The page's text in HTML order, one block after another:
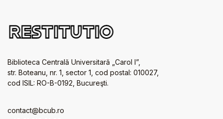
Biblioteca Centrală Universitară „Carol I”,
str. Boteanu, nr. 1, sector 1, cod postal: 010027,
cod ISIL: RO-B-0192, Bucureşti.
contact@bcub.ro